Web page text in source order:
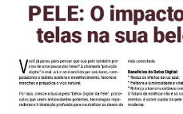
Sistemas